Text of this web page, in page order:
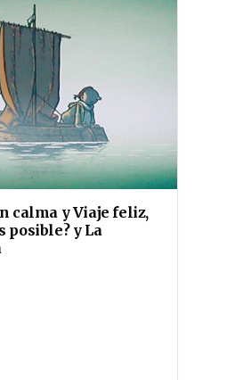
calma y Viaje feliz,
posible? y La